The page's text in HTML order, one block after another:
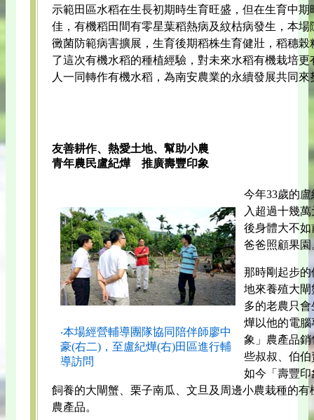
示範田區水稻在生長初期時生育旺盛，但在生育中
佳，有機稻田間有零星葉稻熱病及紋枯病發生，本
黴菌防範病害擴展，生育後期稻株生育健壯，稻穗
了這次有機水稻的種植經驗，對未來水稻有機栽培
人一同轉作有機水稻，為南安農業的永續發展共同來
友善耕作、熱愛土地、幫助小農
青年農民盧紀燁 推廣壽豐印象
‧本場經營輔導團隊協同陪伴師廖中
豪(右二)，至盧紀燁(右)田區進行輔
導訪問
今年33歲的
入超過十幾
後身體大不
爸爸照顧果園
那時剛起步
地來養殖大
多的老農只
燁以他的電
象」農產品
些叔叔、伯
如今「壽豐
飼養的大閘蟹、栗子南瓜、文旦及周邊小農栽種的
農產品。